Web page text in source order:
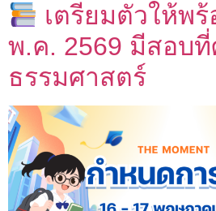
เตรียมตัวให้พ
พ.ค. 2569 มีสอบ
ธรรมศาสตร์